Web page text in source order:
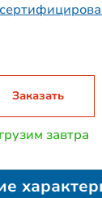
Заказать
завтра